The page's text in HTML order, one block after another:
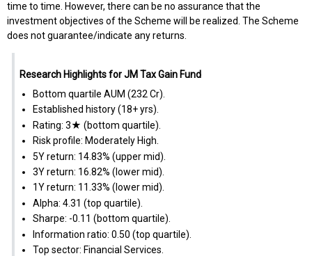
time to time. However, there can be no assurance that the
investment objectives of the Scheme will be realized. The Scheme
does not guarantee/indicate any returns.
Research Highlights for JM Tax Gain Fund
Bottom quartile AUM (₹232 Cr).
Established history (18+ yrs).
Rating: 3★ (bottom quartile).
Risk profile: Moderately High.
5Y return: 14.83% (upper mid).
3Y return: 16.82% (lower mid).
1Y return: 11.33% (lower mid).
Alpha: 4.31 (top quartile).
Sharpe: -0.11 (bottom quartile).
Information ratio: 0.50 (top quartile).
Top sector: Financial Services.